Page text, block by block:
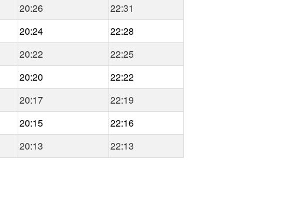
20:26
22:31
20:24
22:28
20:22
22:25
20:20
22:22
20:17
22:19
20:15
22:16
20:13 22:13